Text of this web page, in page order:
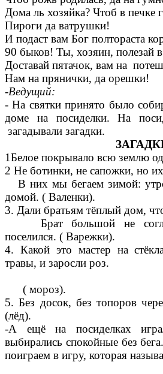
Дома ль хозяйка? Чтоб в печке
Пироги да ватрушки!
И подаст вам Бог полтораста
90 быков! Ты, хозяин, полезай
Доставай пятачок, вам на
Нам на прянички, да орешки!
-Ведущий:
- На святки принято было
доме на посиделки. На
загадывали загадки.
1Белое покрывало всю землю
2 Не ботинки, не сапожки, но
В них мы бегаем зимой:
домой. ( Валенки).
3. Дали братьям тёплый дом,
Брат большой не
поселился. ( Варежки).
4. Какой это мастер на
травы, и заросли роз.
( мороз).
5. Без досок, без топоров
(лёд).
-А ещё на посиделках
выбирались спокойные без
поиграем в игру, которая